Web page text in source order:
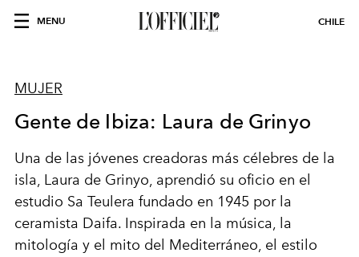
MENU CHILE
MUJER
Gente de Ibiza: Laura de Grinyo
Una de las jóvenes creadoras más célebres de la
isla, Laura de Grinyo, aprendió su oficio en el
estudio Sa Teulera fundado en 1945 por la
ceramista Daifa. Inspirada en la música, la
mitología y el mito del Mediterráneo, el estilo